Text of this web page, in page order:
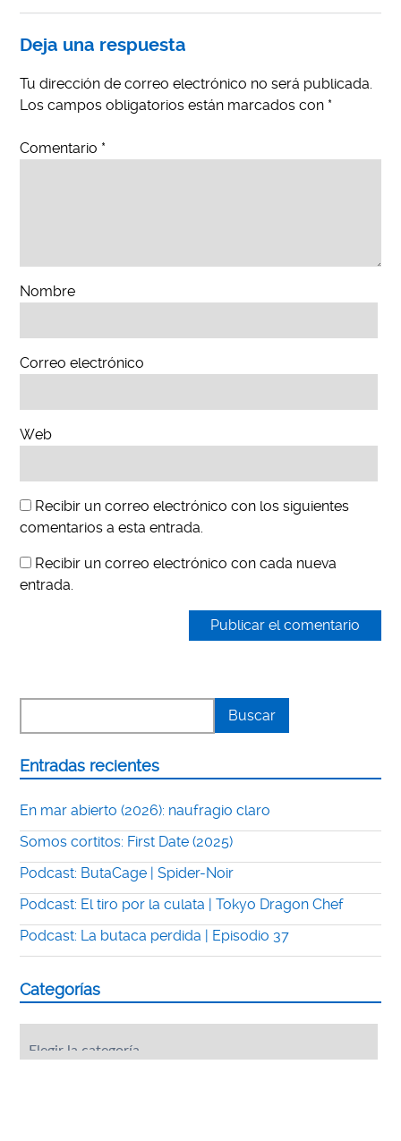
Deja una respuesta
Tu dirección de correo electrónico no será publicada.
Los campos obligatorios están marcados con *
Comentario *
Nombre
Correo electrónico
Web
Recibir un correo electrónico con los siguientes
comentarios a esta entrada.
Recibir un correo electrónico con cada nueva
entrada.
Entradas recientes
En mar abierto (2026): naufragio claro
Somos cortitos: First Date (2025)
Podcast: ButaCage | Spider-Noir
Podcast: El tiro por la culata | Tokyo Dragon Chef
Podcast: La butaca perdida | Episodio 37
Categorías